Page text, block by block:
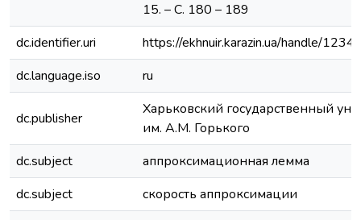
15. – С. 180 – 189
dc.identifier.uri
https://ekhnuir.karazin.ua/handle/
dc.language.iso
ru
dc.publisher
Харьковский государственный
им. А.М. Горького
dc.subject
аппроксимационная лемма
dc.subject
скорость аппроксимации